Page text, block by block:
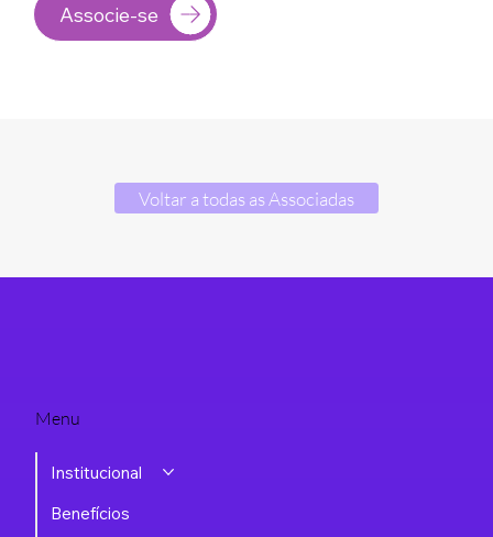
Voltar a todas as Associadas
Associe-se
Menu
Institucional
Benefícios